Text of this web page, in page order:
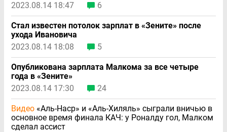
2023.08.14 18:47
6
Стал известен потолок зарплат в «Зените» после
ухода Ивановича
2023.08.14 18:08
5
Опубликована зарплата Малкома за все четыре
года в «Зените»
2023.08.14 17:30
24
Видео «Аль-Наср» и «Аль-Хиляль» сыграли вничью в
основное время финала КАЧ: у Роналду гол, Малком
сделал ассист